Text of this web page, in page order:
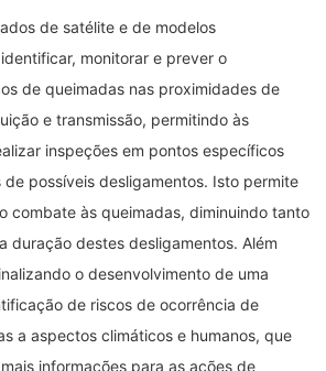
de satélite e de modelos
monitorar e prever o
de queimadas nas proximidades de
e transmissão, permitindo às
inspeções em pontos específicos
de possíveis desligamentos. Isto permite
combate às queimadas, diminuindo tanto
duração destes desligamentos. Além
o desenvolvimento de uma
de riscos de ocorrência de
a aspectos climáticos e humanos, que
informações para as ações de